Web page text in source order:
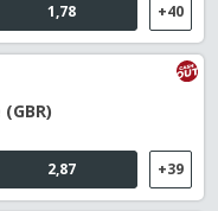
1,78 +40
2,87 +39